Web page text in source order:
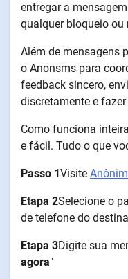
entregar a
qualquer bloqueio ou
Além de mensagens
o Anonsms para
feedback sincero,
discretamente e
Como funciona
e fácil. Tudo o que
Passo 1Visite
Etapa 2Selecione o
de telefone do
Etapa 3Digite sua
agora"